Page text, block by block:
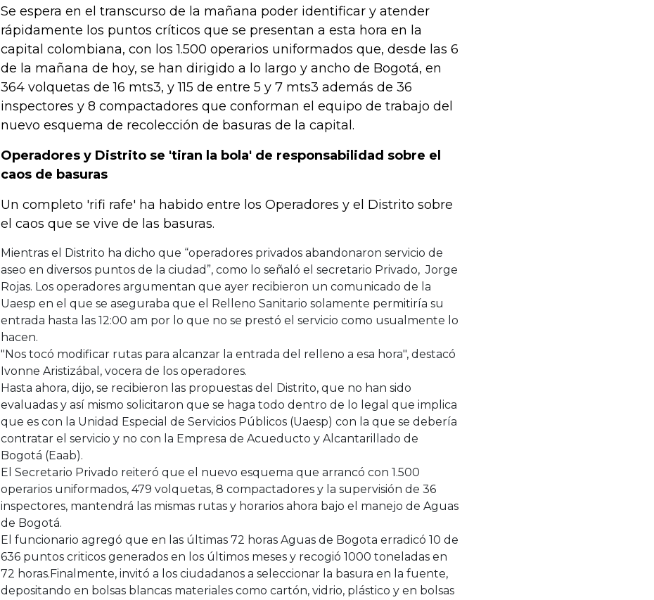
Se espera en el transcurso de la mañana poder identificar y atender
rápidamente los puntos críticos que se presentan a esta hora en la
capital colombiana, con los 1.500 operarios uniformados que, desde las 6
de la mañana de hoy, se han dirigido a lo largo y ancho de Bogotá, en
364 volquetas de 16 mts3, y 115 de entre 5 y 7 mts3 además de 36
inspectores y 8 compactadores que conforman el equipo de trabajo del
nuevo esquema de recolección de basuras de la capital.
Operadores y Distrito se 'tiran la bola' de responsabilidad sobre el
caos de basuras
Un completo 'rifi rafe' ha habido entre los Operadores y el Distrito sobre
el caos que se vive de las basuras.
Mientras el Distrito ha dicho que “operadores privados abandonaron servicio de
aseo en diversos puntos de la ciudad”, como lo señaló el secretario Privado, Jorge
Rojas. Los operadores argumentan que ayer recibieron un comunicado de la
Uaesp en el que se aseguraba que el Relleno Sanitario solamente permitiría su
entrada hasta las 12:00 am por lo que no se prestó el servicio como usualmente lo
hacen.
"Nos tocó modificar rutas para alcanzar la entrada del relleno a esa hora", destacó
Ivonne Aristizábal, vocera de los operadores.
Hasta ahora, dijo, se recibieron las propuestas del Distrito, que no han sido
evaluadas y así mismo solicitaron que se haga todo dentro de lo legal que implica
que es con la Unidad Especial de Servicios Públicos (Uaesp) con la que se debería
contratar el servicio y no con la Empresa de Acueducto y Alcantarillado de
Bogotá (Eaab).
El Secretario Privado reiteró que el nuevo esquema que arrancó con 1.500
operarios uniformados, 479 volquetas, 8 compactadores y la supervisión de 36
inspectores, mantendrá las mismas rutas y horarios ahora bajo el manejo de Aguas
de Bogotá.
El funcionario agregó que en las últimas 72 horas Aguas de Bogota erradicó 10 de
636 puntos criticos generados en los últimos meses y recogió 1000 toneladas en
72 horas.Finalmente, invitó a los ciudadanos a seleccionar la basura en la fuente,
depositando en bolsas blancas materiales como cartón, vidrio, plástico y en bolsas